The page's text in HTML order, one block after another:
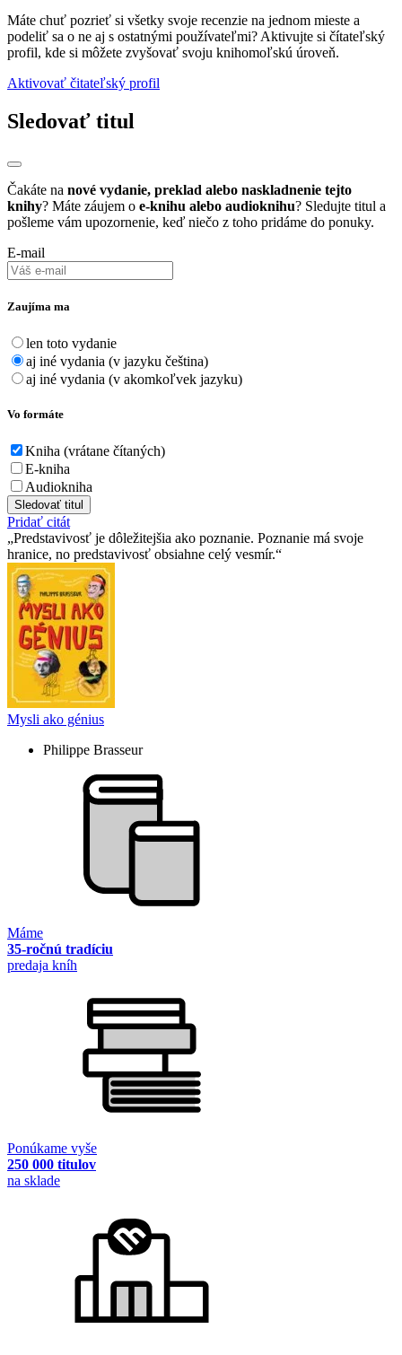
Máte chuť pozrieť si všetky svoje recenzie na jednom mieste a
podeliť sa o ne aj s ostatnými používateľmi? Aktivujte si čítateľský
profil, kde si môžete zvyšovať svoju knihomoľskú úroveň.
Aktivovať čitateľský profil
Sledovať titul
Čakáte na nové vydanie, preklad alebo naskladnenie tejto
knihy? Máte záujem o e-knihu alebo audioknihu? Sledujte titul a
pošleme vám upozornenie, keď niečo z toho pridáme do ponuky.
E-mail
Zaujíma ma
len toto vydanie
aj iné vydania (v jazyku čeština)
aj iné vydania (v akomkoľvek jazyku)
Vo formáte
Kniha (vrátane čítaných)
E-kniha
Audiokniha
Sledovať titul
Pridať citát
Predstavivosť je dôležitejšia ako poznanie. Poznanie má svoje
hranice, no predstavivosť obsiahne celý vesmír.
Mysli ako génius
Philippe Brasseur
Máme
35-ročnú tradíciu
predaja kníh
Ponúkame vyše
250 000 titulov
na sklade